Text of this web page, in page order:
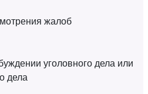
жалоб
уголовного дела или
дела